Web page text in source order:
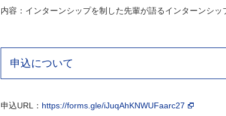
内容：インターンシップを制した先輩が語るインターンシ
申込について
申込URL： https://forms.gle/iJuqAhKNWUFaarc27